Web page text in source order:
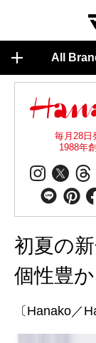
All
毎月28日
1988年
初夏の
個性豊
〔Hanako／